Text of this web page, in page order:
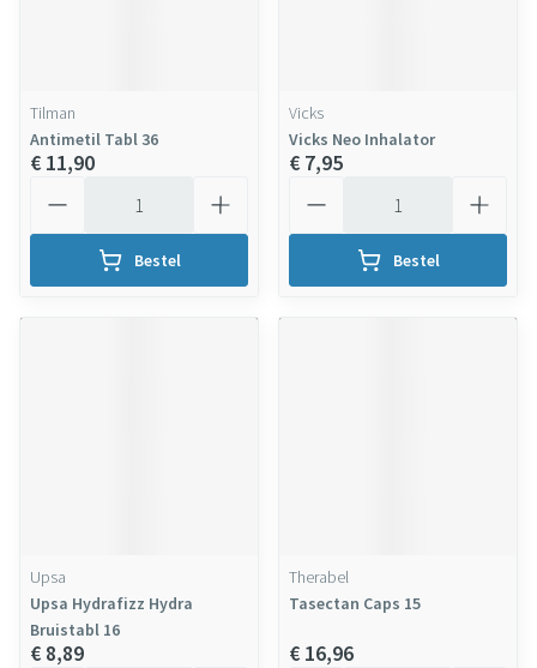
Tilman
Antimetil Tabl 36
€ 11,90
Bestel
Vicks
Vicks Neo Inhalator
€ 7,95
Bestel
Upsa
Upsa Hydrafizz Hydra
Bruistabl 16
€ 8,89
Therabel
Tasectan Caps 15
€ 16,96